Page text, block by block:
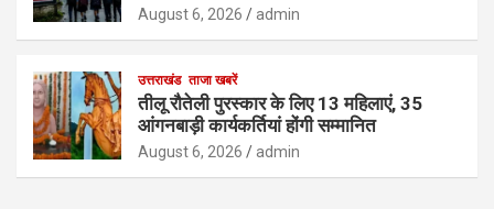
August 6, 2026 admin
उत्तराखंड ताजा खबरें
तीलू रौतेली पुरस्कार के लिए 13 महिलाएं, 35
आंगनबाड़ी कार्यकर्तियां होंगी सम्मानित
August 6, 2026 admin